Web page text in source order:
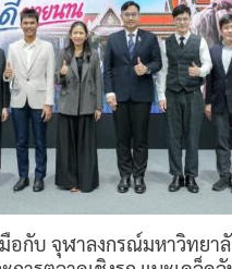
อกับ จุฬาลงกรณ์มหาวิทยา